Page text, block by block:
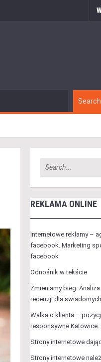
REKLAMA ONLINE
Internetowe reklamy –
facebook. Marketing
facebook
Odnośnik w tekście
Zmieniamy bieg:
recenzji dla
Walka o klienta –
responsywne
Strony internetowe
Strony internetowe